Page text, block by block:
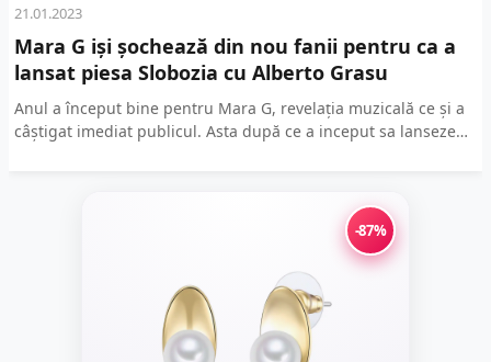
21.01.2023
Mara G iși șochează din nou fanii pentru ca a
lansat piesa Slobozia cu Alberto Grasu
Anul a început bine pentru Mara G, revelația muzicală ce și a
câștigat imediat publicul. Asta după ce a inceput sa lanseze
-87%